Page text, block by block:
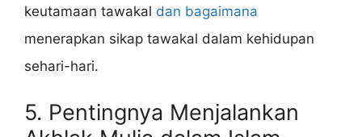
keutamaan tawakal dan bagaimana
menerapkan sikap tawakal dalam kehidupan
sehari-hari.
5. Pentingnya Menjalankan